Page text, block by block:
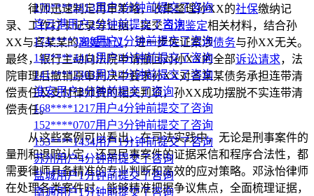
律师迅速制定再审策略，收集整理孙XX的社保缴纳记
录、工作打卡记录等证据，提交司法鉴定相关材料，结合孙
XX与吝某某的离婚协议，进一步佐证案涉债务与孙XX无关。
最终，银行主动向法院申请撤回对孙XX的全部诉讼请求，法
院审理后撤销原审判决中要求孙XX对吝某某债务承担连带清
偿责任及支付律师费的相关判项，孙XX成功摆脱不实连带清
偿责任。
从这些案例可以看出，在司法实践中，无论是刑事案件的
量刑和退赔认定，还是民事案件的证据采信和程序合法性，都
需要律师具备精准的专业判断和高效的应对策略。邓泳怡律师
在处理各类案件时，能够精准把握争议焦点，全面梳理证据，
170****2813用户3分钟前提交了咨询
连云港用户2分钟前提交了咨询
174****3308用户1分钟前提交了咨询
147****4411用户3分钟前提交了咨询
141****2303用户2分钟前提交了咨询
淮安用户3分钟前提交了咨询
168****1217用户4分钟前提交了咨询
152****0707用户3分钟前提交了咨询
153****1434用户1分钟前提交了咨询
苏州用户4分钟前提交了咨询
盐城用户1分钟前提交了咨询
南通用户1分钟前提交了咨询